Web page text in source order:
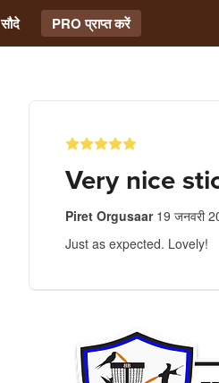
सौदे PRO प्राप्त करें
Very nice
Piret Orgusaar 19 जनवरी
Just as expected. Lovely!